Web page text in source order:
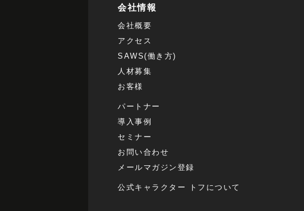
会社情報
会社概要
アクセス
SAWS(働き方)
人材募集
お客様
パートナー
導入事例
セミナー
お問い合わせ
メールマガジン登録
公式キャラクター トフについて